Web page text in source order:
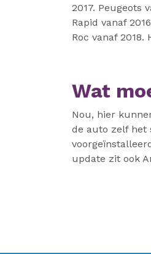
2017. Peugeots
Rapid vanaf
Roc vanaf
Wat
Nou, hier
de auto zelf het
update zit ook